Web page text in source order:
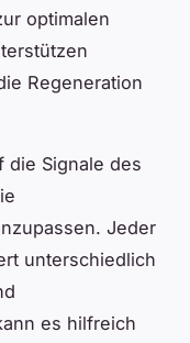
optimalen
Regeneration
die Signale des
Jeder
unterschiedlich
es hilfreich